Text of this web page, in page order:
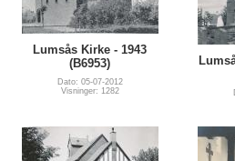
Lumsås Kirke - 1943
(B6953)
Dato: 05-07-2012
Visninger: 1282